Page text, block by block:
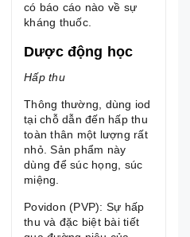
có báo cáo nào về sự
kháng thuốc.
Dược động học
Hấp thu
Thông thường, dùng iod
tại chỗ dẫn đến hấp thu
toàn thân một lượng rất
nhỏ. Sản phẩm này
dùng để súc họng, súc
miệng.
Povidon (PVP): Sự hấp
thu và đặc biệt bài tiết